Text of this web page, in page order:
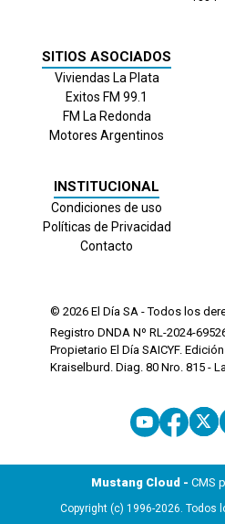
SITIOS ASOCIADOS
Viviendas La Plata
Exitos FM 99.1
FM La Redonda
Motores Argentinos
INSTITUCIONAL
Condiciones de uso
Políticas de Privacidad
Contacto
© 2026 El Día SA - Todos los
Registro DNDA Nº RL-2024-
Propietario El Día SAICYF. Edición
Kraiselburd. Diag. 80 Nro. 815 -
Mustang Cloud - CMS
Copyright (c) 1996-2026. Todos